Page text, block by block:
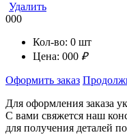
Удалить
000
Кол-во: 0 шт
Цена: 000 ₽
Оформить заказ
Для оформления заказа
С вами свяжется наш
для получения деталей по